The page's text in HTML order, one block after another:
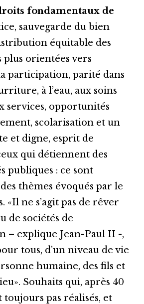
fondamentaux de
sauvegarde du bien
équitable des
plus orientées vers
participation, parité dans
à l’eau, aux soins
services, opportunités
scolarisation et un
et digne, esprit de
qui détiennent des
publiques : ce sont
thèmes évoqués par le
«Il ne s’agit pas de rêver
de sociétés de
– explique Jean-Paul II -,
tous, d’un niveau de vie
humaine, des fils et
Souhaits qui, après 40
toujours pas réalisés, et